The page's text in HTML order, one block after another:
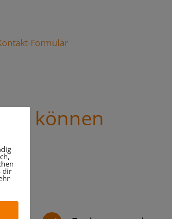
Formular
können
dir